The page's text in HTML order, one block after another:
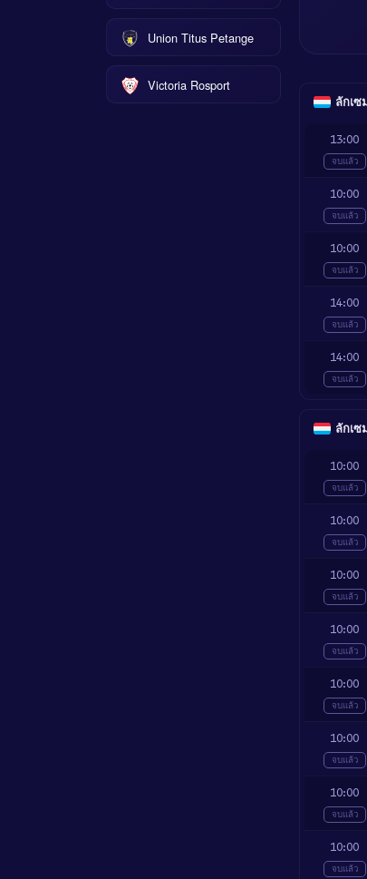
Union Titus Petange
Victoria Rosport
ลักเซ
13:00
จบแล้ว
10:00
จบแล้ว
10:00
จบแล้ว
14:00
จบแล้ว
14:00
จบแล้ว
ลักเซ
10:00
จบแล้ว
10:00
จบแล้ว
10:00
จบแล้ว
10:00
จบแล้ว
10:00
จบแล้ว
10:00
จบแล้ว
10:00
จบแล้ว
10:00
จบแล้ว